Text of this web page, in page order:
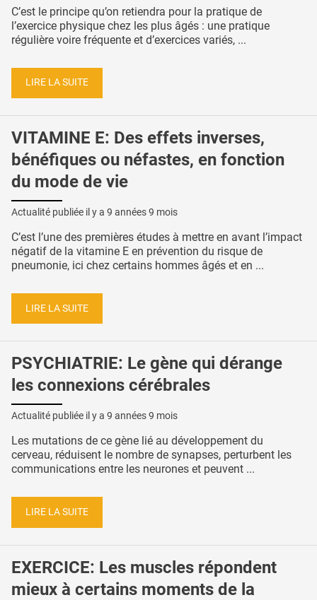
C’est le principe qu’on retiendra pour la pratique de
l’exercice physique chez les plus âgés : une pratique
régulière voire fréquente et d’exercices variés, ...
LIRE LA SUITE
VITAMINE E: Des effets inverses,
bénéfiques ou néfastes, en fonction
du mode de vie
Actualité publiée il y a 9 années 9 mois
C’est l’une des premières études à mettre en avant l’impact
négatif de la vitamine E en prévention du risque de
pneumonie, ici chez certains hommes âgés et en ...
LIRE LA SUITE
PSYCHIATRIE: Le gène qui dérange
les connexions cérébrales
Actualité publiée il y a 9 années 9 mois
Les mutations de ce gène lié au développement du
cerveau, réduisent le nombre de synapses, perturbent les
communications entre les neurones et peuvent ...
LIRE LA SUITE
EXERCICE: Les muscles répondent
mieux à certains moments de la